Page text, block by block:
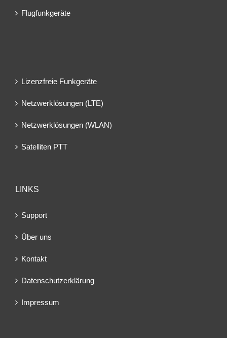
Flugfunkgeräte
Lizenzfreie Funkgeräte
Netzwerklösungen (LTE)
Netzwerklösungen (WLAN)
Satelliten PTT
LINKS
Support
Über uns
Kontakt
Datenschutzerklärung
Impressum